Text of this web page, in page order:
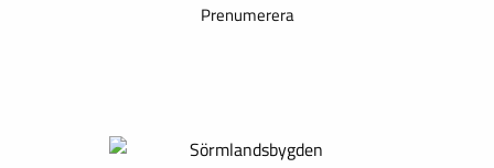
Prenumerera